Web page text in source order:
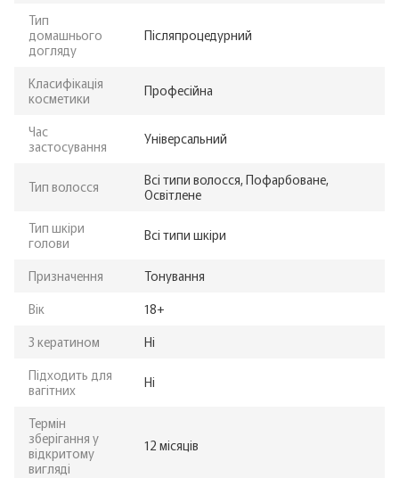
Тип
домашнього
догляду
Післяпроцедурний
Класифікація
косметики
Професійна
Час
застосування
Універсальний
Тип волосся
Всі типи волосся, Пофарбоване,
Освітлене
Тип шкіри
голови
Всі типи шкіри
Призначення
Тонування
Вік
18+
З кератином
Ні
Підходить для
вагітних
Ні
Термін
зберігання у
відкритому
вигляді
12 місяців